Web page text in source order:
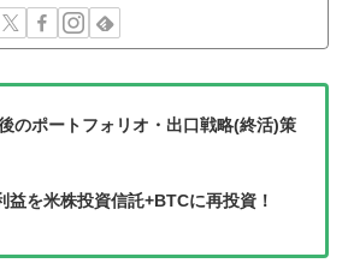
のポートフォリオ・出口戦略(終活)策
益を米株投資信託+BTCに再投資！